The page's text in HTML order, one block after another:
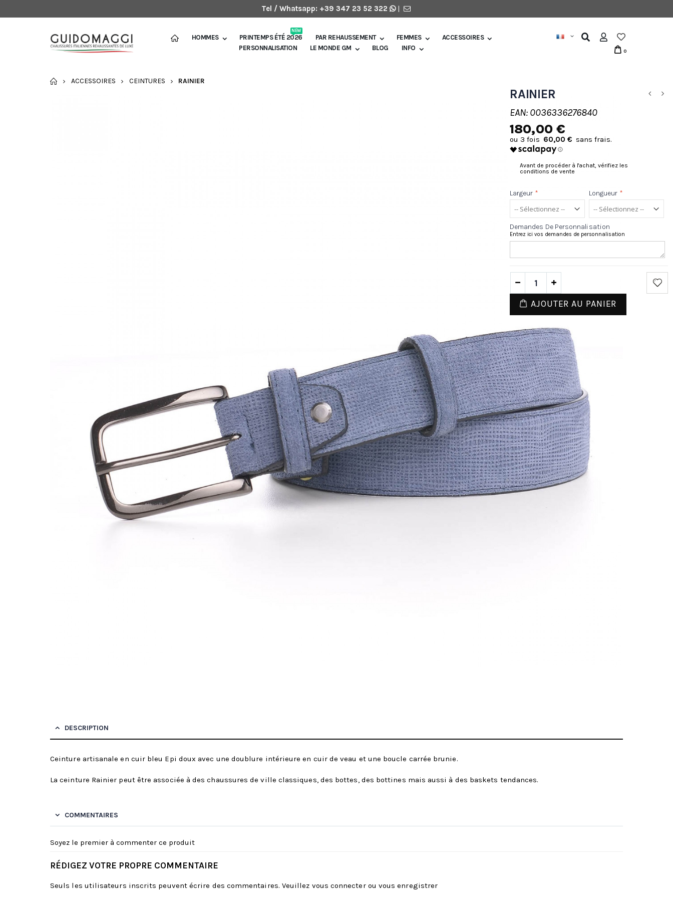
Tel / Whatsapp: +39 347 23 52 322 |
HOMMES PRINTEMPS ÉTÉ 2026
NEW
PAR REHAUSSEMENT FEMMES
ACCESSOIRES
PERSONNALISATION
LE MONDE GM BLOG INFO 0
ACCUEIL
ACCESSOIRES CEINTURES RAINIER
RAINIER
EAN: 0036336276840
180,00 €
60,00 €
Avant de procéder à l'achat, vérifiez les
conditions de vente
Largeur * Longueur *
Demandes De Personnalisation
Entrez ici vos demandes de personnalisation
AJOUTER AU PANIER
DESCRIPTION
Ceinture artisanale en cuir bleu Epi doux avec une doublure intérieure en cuir de veau et une boucle carrée brunie.
La ceinture Rainier peut être associée à des chaussures de ville classiques, des bottes, des bottines mais aussi à des baskets tendances.
COMMENTAIRES
Soyez le premier à commenter ce produit
RÉDIGEZ VOTRE PROPRE COMMENTAIRE
Seuls les utilisateurs inscrits peuvent écrire des commentaires. Veuillez vous connecterou vous enregistrer